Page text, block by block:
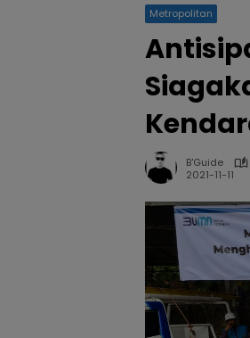
Metropolitan
B'Guide
2021-11-11